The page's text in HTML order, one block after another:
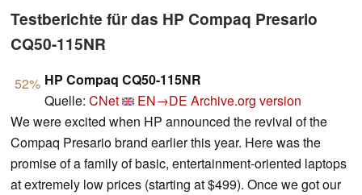
Testberichte für das HP Compaq Presario
CQ50-115NR
52% HP Compaq CQ50-115NR
Quelle: CNet EN→DE Archive.org version
We were excited when HP announced the revival of the
Compaq Presario brand earlier this year. Here was the
promise of a family of basic, entertainment-oriented laptops
at extremely low prices (starting at $499). Once we got our